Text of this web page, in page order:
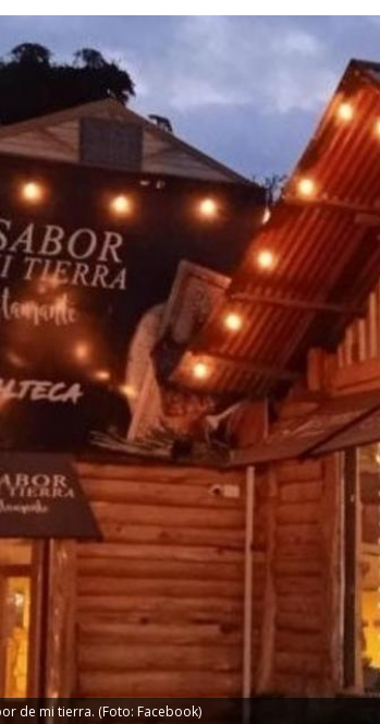
de mi tierra. (Foto: Facebook)